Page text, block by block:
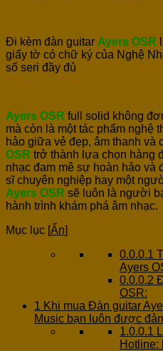
Đi kèm đàn guitar Ayers OSR
giấy tờ có chữ ký của Nghệ
số seri đầy đủ
Ayers OSR full solid không
mà còn là một tác phẩm nghệ
hảo giữa vẻ đẹp, âm thanh và
OSR trở thành lựa chọn hàng
nhạc đam mê sự hoàn hảo và
sĩ chuyên nghiệp hay một
Ayers OSR sẽ luôn là người
hành trình khám phá âm nhạc.
Mục lục [Ẩn]
0.0.0.1
Ayers
0.0.0.2
OSR:
1 Khi mua Đàn guitar
Music bạn luôn được
1.0.0.1
Hotline: